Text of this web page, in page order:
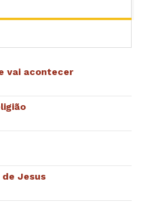
vai acontecer
Jesus